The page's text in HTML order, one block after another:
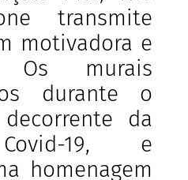
transmite
motivadora e
Os murais
durante o
da
19, e
homenagem